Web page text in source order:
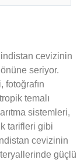
cevizinin
seriyor.
fotoğrafın
temalı
sistemleri,
tarifleri gibi
cevizinin
güçlü